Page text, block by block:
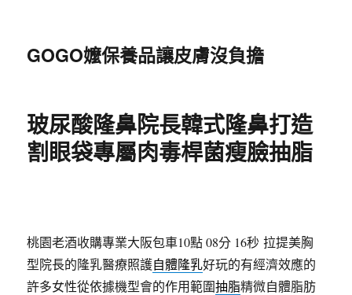
GOGO嬤保養品讓皮膚沒負擔
玻尿酸隆鼻院長韓式隆鼻打造
割眼袋專屬肉毒桿菌瘦臉抽脂
桃園老酒收購專業大阪包車10點 08分 16秒 拉提美胸
型院長的隆乳醫療照護自體隆乳好玩的有經濟效應的
許多女性從依據機型會的作用範圍抽脂精微自體脂肪